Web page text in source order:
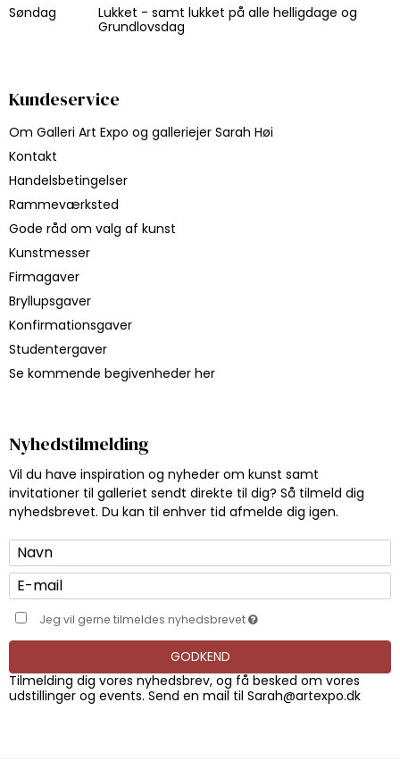
Søndag
Lukket - samt lukket på alle helligdage og
Grundlovsdag
Kundeservice
Om Galleri Art Expo og galleriejer Sarah Høi
Kontakt
Handelsbetingelser
Rammeværksted
Gode råd om valg af kunst
Kunstmesser
Firmagaver
Bryllupsgaver
Konfirmationsgaver
Studentergaver
Se kommende begivenheder her
Nyhedstilmelding
Vil du have inspiration og nyheder om kunst samt
invitationer til galleriet sendt direkte til dig? Så tilmeld dig
nyhedsbrevet. Du kan til enhver tid afmelde dig igen.
Jeg vil gerne tilmeldes nyhedsbrevet
GODKEND
Tilmelding dig vores nyhedsbrev, og få besked om vores
udstillinger og events. Send en mail til Sarah@artexpo.dk